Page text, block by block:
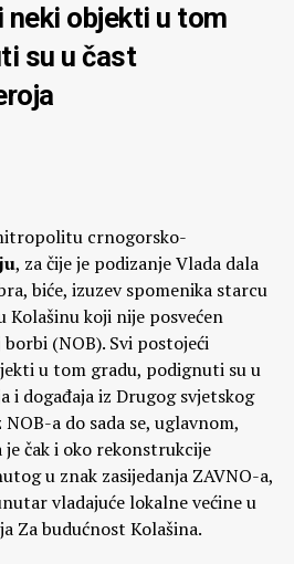
neki objekti u tom
su u čast
crnogorsko-
, za čije je podizanje Vlada dala
biće, izuzev spomenika starcu
koji nije posvećen
(NOB). Svi postojeći
u tom gradu, podignuti su u
i događaja iz Drugog svjetskog
a do sada se, uglavnom,
čak i oko rekonstrukcije
u znak zasijedanja ZAVNO-a,
vladajuće lokalne većine u
Za budućnost Kolašina.